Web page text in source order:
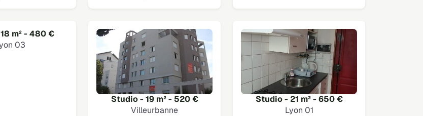
m² - 480 €
03
Studio - 19 m² - 520 €
Villeurbanne
Studio - 21 m² - 650 €
Lyon 01